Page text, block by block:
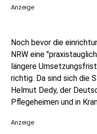
Anzeige
Noch bevor die
NRW eine
längere
richtig. Da sind sich die
Helmut Dedy, der
Pflegeheimen und in
Anzeige